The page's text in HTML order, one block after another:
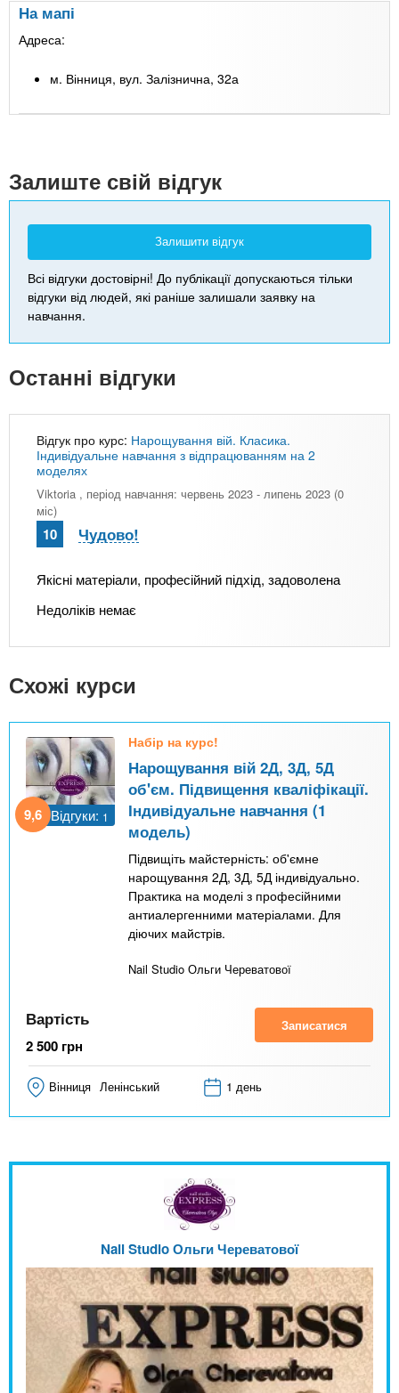
На мапі
Адреса:
м. Вінниця, вул. Залізнична, 32а
Залиште свій відгук
Залишити відгук
Всі відгуки достовірні! До публікації допускаються тільки
відгуки від людей, які раніше залишали заявку на
навчання.
Останні відгуки
Відгук про курс: Нарощування вій. Класика.
Індивідуальне навчання з відпрацюванням на 2
моделях
Viktoria , період навчання: червень 2023 - липень 2023 (0
міс)
Якісні матеріали, професійний підхід, задоволена
Недоліків немає
10 Чудово!
Схожі курси
9,6 Відгуки: 1
Набір на курс!
Нарощування вій 2Д, 3Д, 5Д
об'єм. Підвищення кваліфікації.
Індивідуальне навчання (1
модель)
Підвищіть майстерність: об'ємне
нарощування 2Д, 3Д, 5Д індивідуально.
Практика на моделі з професійними
антиалергенними матеріалами. Для
діючих майстрів.
Nail Studio Ольги Череватової
Вартість
2 500 грн
Записатися
Вінниця Ленінський 1 день
Nail Studio Ольги Череватової